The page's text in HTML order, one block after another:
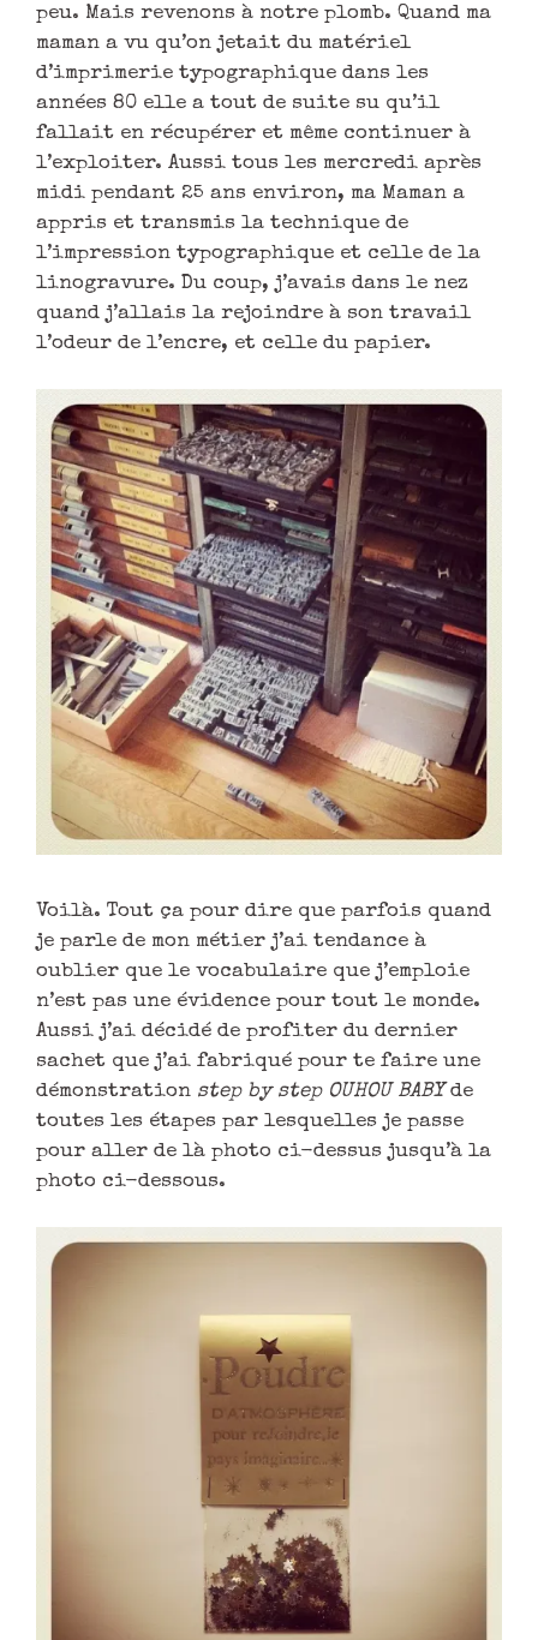
peu. Mais revenons à notre plomb. Quand ma
maman a vu qu’on jetait du matériel
d’imprimerie typographique dans les
années 80 elle a tout de suite su qu’il
fallait en récupérer et même continuer à
l’exploiter. Aussi tous les mercredi après
midi pendant 25 ans environ, ma Maman a
appris et transmis la technique de
l’impression typographique et celle de la
linogravure. Du coup, j’avais dans le nez
quand j’allais la rejoindre à son travail
l’odeur de l’encre, et celle du papier.
Voilà. Tout ça pour dire que parfois quand
je parle de mon métier j’ai tendance à
oublier que le vocabulaire que j’emploie
n’est pas une évidence pour tout le monde.
Aussi j’ai décidé de profiter du dernier
sachet que j’ai fabriqué pour te faire une
démonstration step by step OUHOU BABY de
toutes les étapes par lesquelles je passe
pour aller de là photo ci-dessus jusqu’à la
photo ci-dessous.